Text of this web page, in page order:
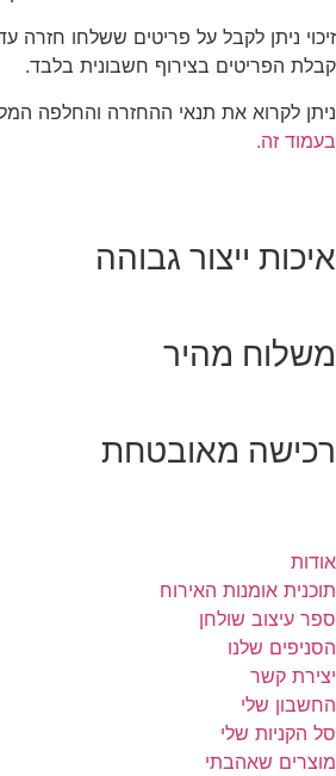
קבלת הפריטים בצירוף חשבונית בלבד.
ניתן לקרוא את תנאי ההחזרה והחלפה
בעמוד זה.
איכות ייצור גבוהה
משלוח מהיר
רכישה מאובטחת
אודות
תוכנית אומנות האירוח
ספר עיצוב שולחן
הסניפים שלנו
יצירת קשר
החשבון שלי
סל הקניות שלי
מוצרים שאהבתי